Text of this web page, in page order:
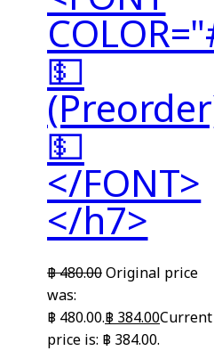
💵
💵
</FONT>
</h7>
฿480.00Original price
was:
฿ 480.00.฿384.00Current
price is: ฿ 384.00.